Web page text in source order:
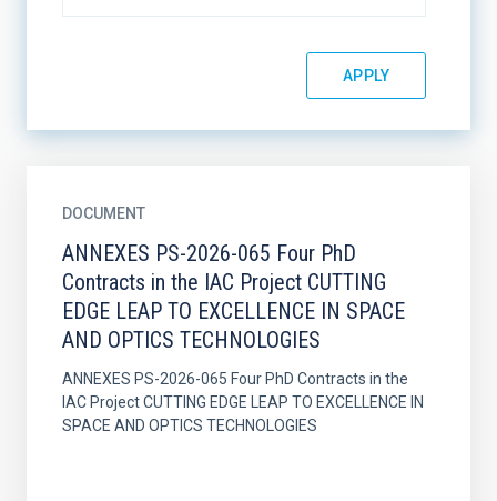
DOCUMENT
ANNEXES PS-2026-065 Four PhD
Contracts in the IAC Project CUTTING
EDGE LEAP TO EXCELLENCE IN SPACE
AND OPTICS TECHNOLOGIES
ANNEXES PS-2026-065 Four PhD Contracts in the
IAC Project CUTTING EDGE LEAP TO EXCELLENCE IN
SPACE AND OPTICS TECHNOLOGIES